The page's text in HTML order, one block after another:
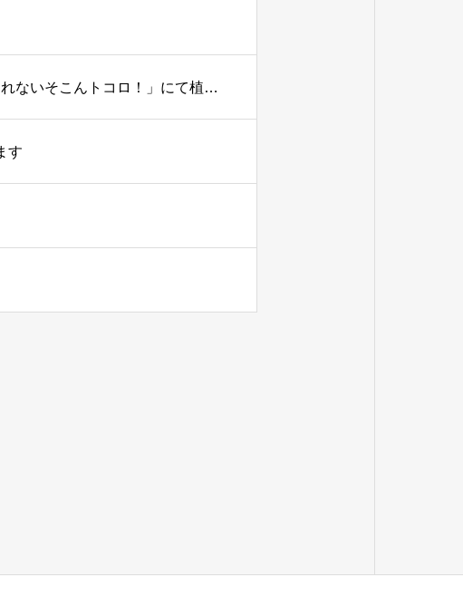
【5/15】テレビ東京「所さんの学校では教えてくれないそこんトコロ！」にて植物発電が紹介されます
す